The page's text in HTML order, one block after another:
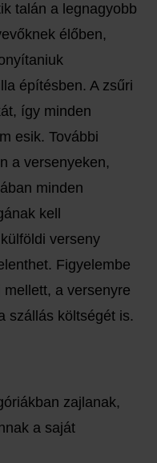
talán a legnagyobb
élőben,
építésben. A zsűri
így minden
esik. További
a versenyeken,
minden
kell
verseny
Figyelembe
a versenyre
szállás költségét is.
zajlanak,
a saját